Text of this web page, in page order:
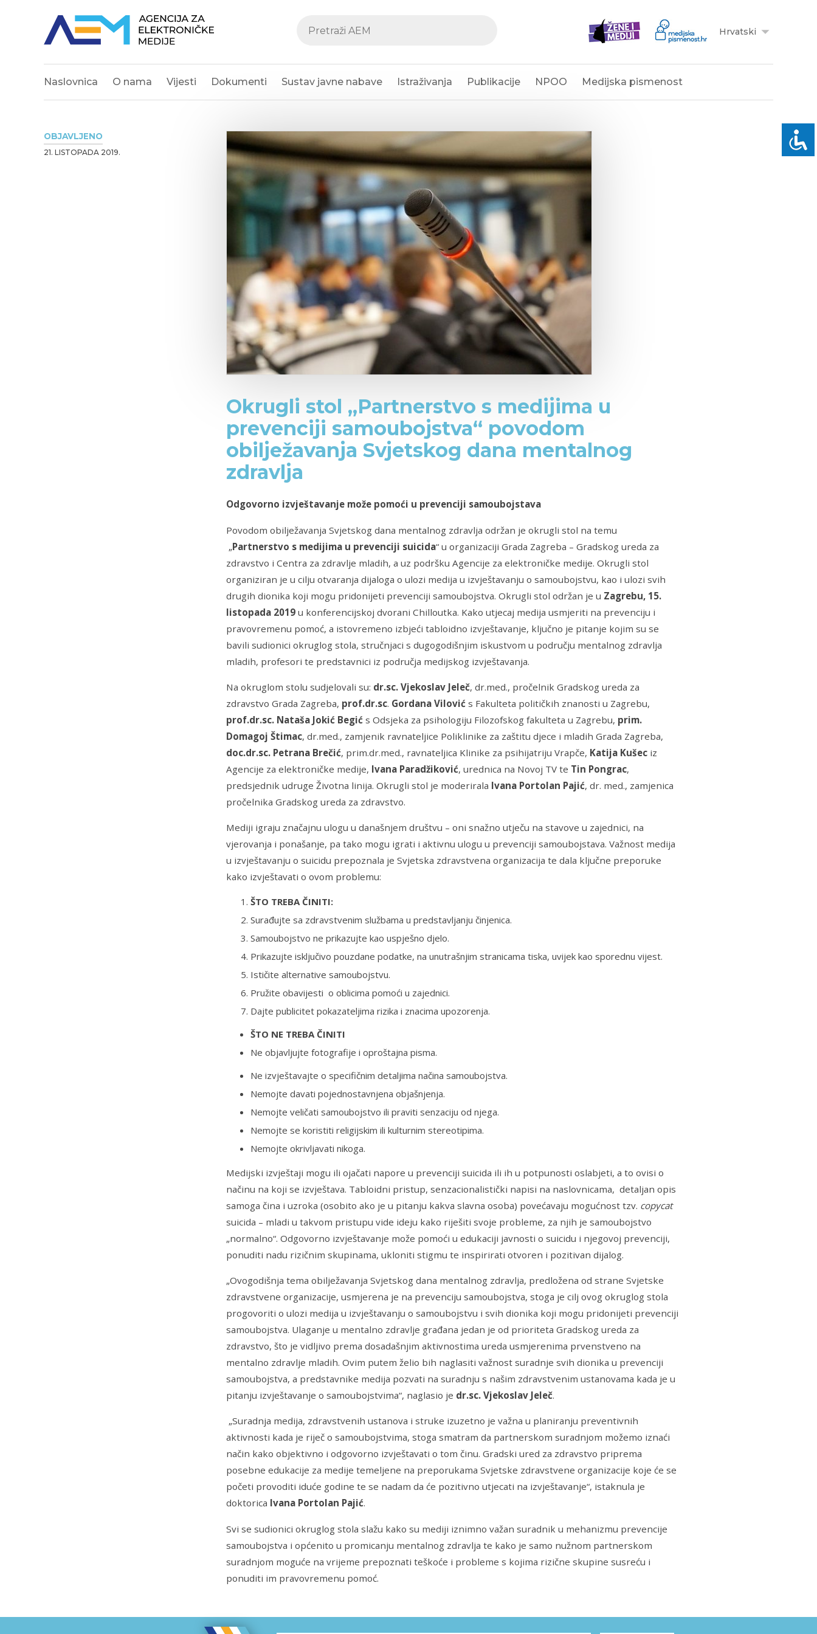
Hrvatski
Naslovnica O nama Vijesti Dokumenti Sustav javne nabave Istraživanja Publikacije NPOO Medijska pismenost
OBJAVLJENO
21. LISTOPADA 2019.
Okrugli stol „Partnerstvo s medijima u
prevenciji samoubojstva“ povodom
obilježavanja Svjetskog dana mentalnog
zdravlja
Odgovorno izvještavanje može pomoći u prevenciji samoubojstava
Povodom obilježavanja Svjetskog dana mentalnog zdravlja održan je okrugli stol na temu
„Partnerstvo s medijima u prevenciji suicida“ u organizaciji Grada Zagreba – Gradskog ureda za
zdravstvo i Centra za zdravlje mladih, a uz podršku Agencije za elektroničke medije. Okrugli stol
organiziran je u cilju otvaranja dijaloga o ulozi medija u izvještavanju o samoubojstvu, kao i ulozi svih
drugih dionika koji mogu pridonijeti prevenciji samoubojstva. Okrugli stol održan je u Zagrebu, 15.
listopada 2019 u konferencijskoj dvorani Chilloutka. Kako utjecaj medija usmjeriti na prevenciju i
pravovremenu pomoć, a istovremeno izbjeći tabloidno izvještavanje, ključno je pitanje kojim su se
bavili sudionici okruglog stola, stručnjaci s dugogodišnjim iskustvom u području mentalnog zdravlja
mladih, profesori te predstavnici iz područja medijskog izvještavanja.
Na okruglom stolu sudjelovali su: dr.sc. Vjekoslav Jeleč, dr.med., pročelnik Gradskog ureda za
zdravstvo Grada Zagreba, prof.dr.sc. Gordana Vilović s Fakulteta političkih znanosti u Zagrebu,
prof.dr.sc. Nataša Jokić Begić s Odsjeka za psihologiju Filozofskog fakulteta u Zagrebu, prim.
Domagoj Štimac, dr.med., zamjenik ravnateljice Poliklinike za zaštitu djece i mladih Grada Zagreba,
doc.dr.sc. Petrana Brečić, prim.dr.med., ravnateljica Klinike za psihijatriju Vrapče, Katija Kušec iz
Agencije za elektroničke medije, Ivana Paradžiković, urednica na Novoj TV te Tin Pongrac,
predsjednik udruge Životna linija. Okrugli stol je moderirala Ivana Portolan Pajić, dr. med., zamjenica
pročelnika Gradskog ureda za zdravstvo.
Mediji igraju značajnu ulogu u današnjem društvu – oni snažno utječu na stavove u zajednici, na
vjerovanja i ponašanje, pa tako mogu igrati i aktivnu ulogu u prevenciji samoubojstava. Važnost medija
u izvještavanju o suicidu prepoznala je Svjetska zdravstvena organizacija te dala ključne preporuke
kako izvještavati o ovom problemu:
ŠTO TREBA ČINITI:
Surađujte sa zdravstvenim službama u predstavljanju činjenica.
Samoubojstvo ne prikazujte kao uspješno djelo.
Prikazujte isključivo pouzdane podatke, na unutrašnjim stranicama tiska, uvijek kao sporednu vijest.
Ističite alternative samoubojstvu.
Pružite obavijesti o oblicima pomoći u zajednici.
Dajte publicitet pokazateljima rizika i znacima upozorenja.
ŠTO NE TREBA ČINITI
Ne objavljujte fotografije i oproštajna pisma.
Ne izvještavajte o specifičnim detaljima načina samoubojstva.
Nemojte davati pojednostavnjena objašnjenja.
Nemojte veličati samoubojstvo ili praviti senzaciju od njega.
Nemojte se koristiti religijskim ili kulturnim stereotipima.
Nemojte okrivljavati nikoga.
Medijski izvještaji mogu ili ojačati napore u prevenciji suicida ili ih u potpunosti oslabjeti, a to ovisi o
načinu na koji se izvještava. Tabloidni pristup, senzacionalistički napisi na naslovnicama, detaljan opis
samoga čina i uzroka (osobito ako je u pitanju kakva slavna osoba) povećavaju mogućnost tzv. copycat
suicida – mladi u takvom pristupu vide ideju kako riješiti svoje probleme, za njih je samoubojstvo
„normalno“. Odgovorno izvještavanje može pomoći u edukaciji javnosti o suicidu i njegovoj prevenciji,
ponuditi nadu rizičnim skupinama, ukloniti stigmu te inspirirati otvoren i pozitivan dijalog.
„Ovogodišnja tema obilježavanja Svjetskog dana mentalnog zdravlja, predložena od strane Svjetske
zdravstvene organizacije, usmjerena je na prevenciju samoubojstva, stoga je cilj ovog okruglog stola
progovoriti o ulozi medija u izvještavanju o samoubojstvu i svih dionika koji mogu pridonijeti prevenciji
samoubojstva. Ulaganje u mentalno zdravlje građana jedan je od prioriteta Gradskog ureda za
zdravstvo, što je vidljivo prema dosadašnjim aktivnostima ureda usmjerenima prvenstveno na
mentalno zdravlje mladih. Ovim putem želio bih naglasiti važnost suradnje svih dionika u prevenciji
samoubojstva, a predstavnike medija pozvati na suradnju s našim zdravstvenim ustanovama kada je u
pitanju izvještavanje o samoubojstvima“, naglasio je dr.sc. Vjekoslav Jeleč.
„Suradnja medija, zdravstvenih ustanova i struke izuzetno je važna u planiranju preventivnih
aktivnosti kada je riječ o samoubojstvima, stoga smatram da partnerskom suradnjom možemo iznaći
način kako objektivno i odgovorno izvještavati o tom činu. Gradski ured za zdravstvo priprema
posebne edukacije za medije temeljene na preporukama Svjetske zdravstvene organizacije koje će se
početi provoditi iduće godine te se nadam da će pozitivno utjecati na izvještavanje“, istaknula je
doktorica Ivana Portolan Pajić.
Svi se sudionici okruglog stola slažu kako su mediji iznimno važan suradnik u mehanizmu prevencije
samoubojstva i općenito u promicanju mentalnog zdravlja te kako je samo nužnom partnerskom
suradnjom moguće na vrijeme prepoznati teškoće i probleme s kojima rizične skupine susreću i
ponuditi im pravovremenu pomoć.